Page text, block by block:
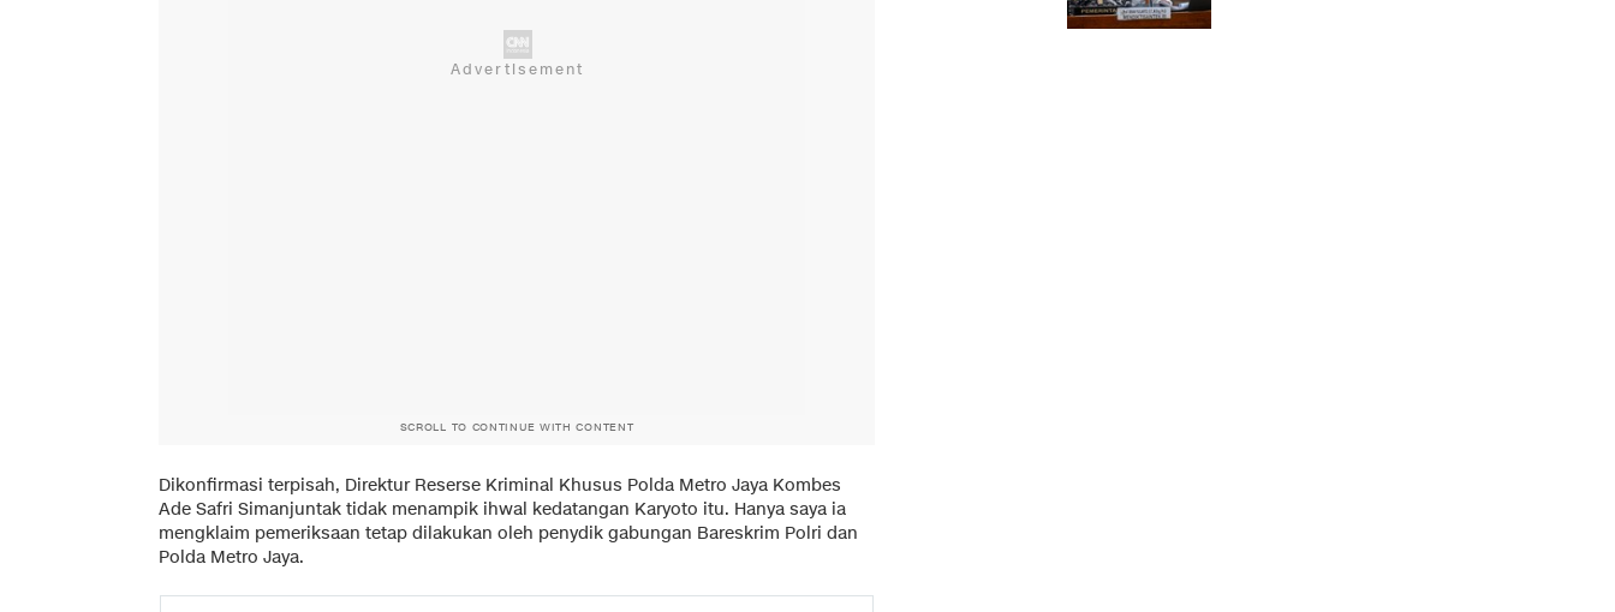
SCROLL TO CONTINUE WITH CONTENT
Dikonfirmasi terpisah, Direktur Reserse Kriminal Khusus Polda Metro Jaya Kombes
Ade Safri Simanjuntak tidak menampik ihwal kedatangan Karyoto itu. Hanya saya ia
mengklaim pemeriksaan tetap dilakukan oleh penydik gabungan Bareskrim Polri dan
Polda Metro Jaya.